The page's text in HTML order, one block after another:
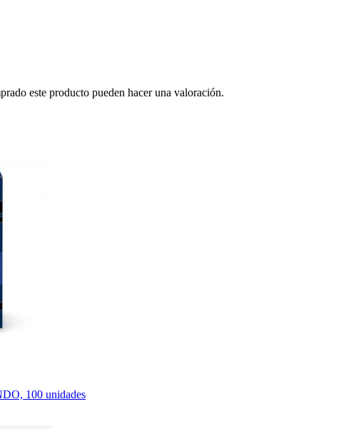
este producto pueden hacer una valoración.
100 unidades